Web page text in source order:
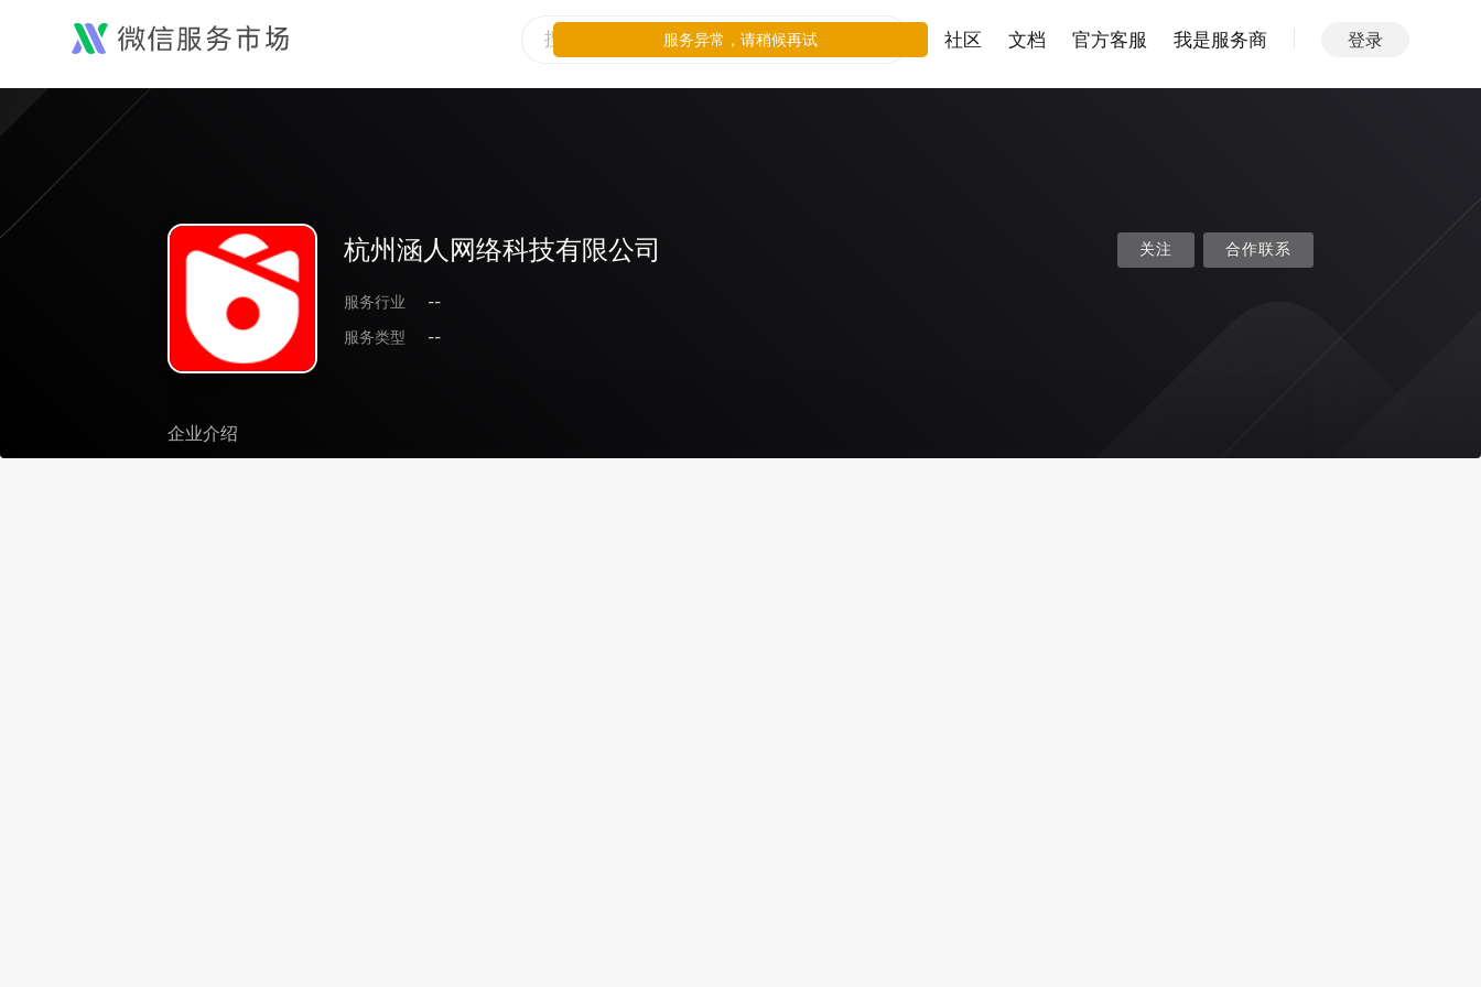
社区 文档 官方客服 我是服务商 登录
杭州涵人网络科技有限公司
服务行业
--
服务类型
--
关注 合作联系
企业介绍
服务异常，请稍候再试